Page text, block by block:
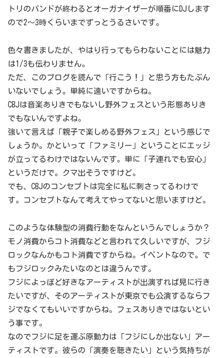
トリのバンドが終わるとオーガナイザーが順番にDJします
ので2～3時くらいまでずっとうるさいです。
色々書きましたが、やはり行ってもらわないことには魅力
は1/3も伝わりません。
ただ、このブログを読んで「行こう！」と思う方もたぶん
いないでしょう。単純に遠いですからね。
CBJは音楽ありきでもないし野外フェスという形態ありき
でもないんですよね。
強いて言えば「親子で楽しめる野外フェス」という感じで
しょうか。かといって「ファミリー」ということにエッジ
が立ってるわけではないんです。単に「子連れでも安心」
というだけで。クマ出そうですけど。
でも、CBJのコンセプトは完全に私に刺さってるわけで
す。コンセプトなんて考えてやってないと思いますけど。
このような体験型の消費行動をなんというんでしょうか？
モノ消費からコト消費などと言われて久しいですが、フジ
ロックなんかもコト消費ですからね。イベントなので。で
もフジロックみたいなのとは違うんです。
フジによっぽど好きなアーティストが出演すれば見に行き
たいですが、そのアーティストが東京でも公演するならフ
ジでなくてもいいですからね。フェスありきではないとい
う事です。
なのでフジに足を運ぶ原動力は「フジにしか出ない」アー
ティストです。彼らの「演奏を聴きたい」という気持ちが